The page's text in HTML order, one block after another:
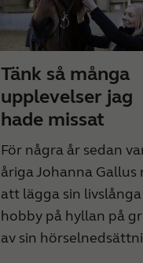
Tänk så många
upplevelser jag
hade missat
För några år sedan
åriga Johanna Gallus
att lägga sin livslånga
hobby på hyllan på
av sin